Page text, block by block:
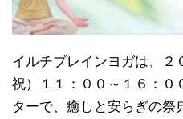
イルチブレインヨガは、２
祝）１１：００～１６：０
ターで、癒しと安らぎの祭